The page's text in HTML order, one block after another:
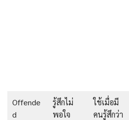
Offende
d
รู้สึกไม่
พอใจ
ใช้เมื่อมี
คนรู้สึกว่า